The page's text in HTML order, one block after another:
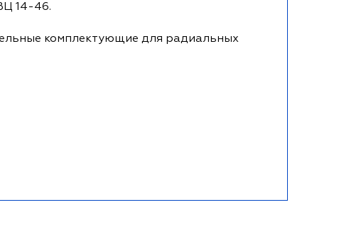
14-46.
комплектующие для радиальных